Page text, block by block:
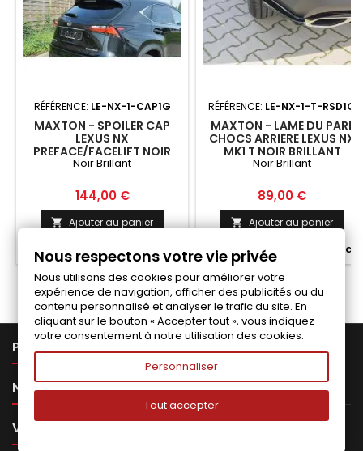
RÉFÉRENCE: LE-NX-1-CAP1G
MAXTON - SPOILER CAP
LEXUS NX
PREFACE/FACELIFT NOIR
BRILLANT
Noir Brillant
Prix
144,00 €
 Ajouter au panier
Fabriqué a la commande
RÉFÉRENCE: LE-NX-1-T-RSD1G
MAXTON - LAME DU PARE
CHOCS ARRIERE LEXUS NX
MK1 T NOIR BRILLANT
Noir Brillant
Prix
89,00 €
 Ajouter au panier
Fabriqué a la commande
PRODUITS
NOTRE SOCIÉTÉ 
VOTRE COMPTE 
Nous respectons votre vie privée
Nous utilisons des cookies pour améliorer votre
expérience de navigation, afficher des publicités ou du
contenu personnalisé et analyser le trafic du site. En
cliquant sur le bouton « Accepter tout », vous indiquez
votre consentement à notre utilisation des cookies.
Personnaliser
Tout accepter